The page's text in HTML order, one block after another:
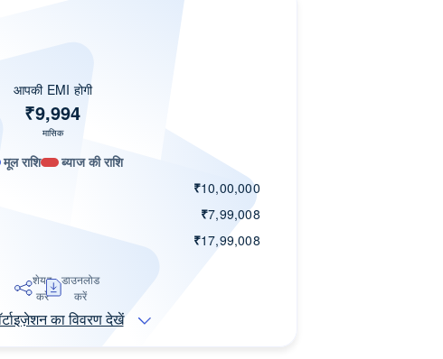
आपकी EMI होगी
₹9,994
मासिक
मूल राशि
ब्याज की राशि
₹10,00,000
₹7,99,008
₹17,99,008
शेयर
करें
डाउनलोड
करें
का विवरण देखें